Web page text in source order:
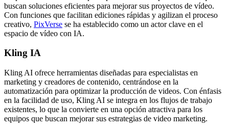
buscan soluciones eficientes para mejorar sus proyectos de vídeo.
Con funciones que facilitan ediciones rápidas y agilizan el proceso
creativo, PixVerse se ha establecido como un actor clave en el
espacio de vídeo con IA.
Kling IA
Kling AI ofrece herramientas diseñadas para especialistas en
marketing y creadores de contenido, centrándose en la
automatización para optimizar la producción de videos. Con énfasis
en la facilidad de uso, Kling AI se integra en los flujos de trabajo
existentes, lo que la convierte en una opción atractiva para los
equipos que buscan mejorar sus estrategias de video marketing.